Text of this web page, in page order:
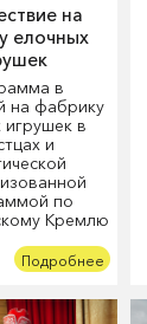
на
елочных
в
на фабрику
игрушек в
и
по
Кремлю
Подробнее